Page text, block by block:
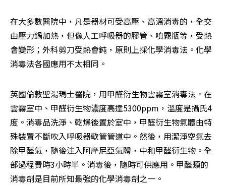
在大多數醫院中，凡是器材可受高壓、高溫消毒的，全交
由壓力鍋加熱，但像人工呼吸器的膠管、噴霧瓶等，受熱
會變形；外科剪刀受熱會鈍，原則上採化學消毒法。化學
消毒法各國應用不太相同。
英國倫敦聖湯瑪士醫院，用甲醛衍生物雲霧室消毒法。在
雲霧室中、甲醛衍生物濃度高達5300ppm，溫度是攝氏4
度。消毒品洗淨、乾燥後置於室中，甲醛衍生物氣體由特
殊裝置不斷吹入呼吸器軟管管道中。然後，用潔淨空氣去
除甲醛氣，隨後注入阿摩尼亞氣體，中和甲醛衍生物。全
部過程費時3小時半。消毒後，隨時可供應用。甲醛類的
消毒劑是目前所知最強的化學消毒劑之一。